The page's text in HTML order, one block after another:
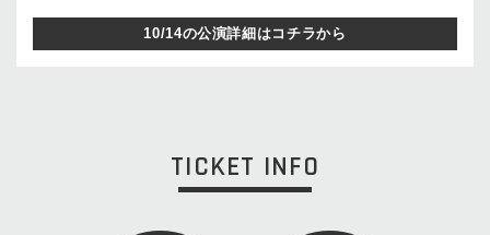
10/14の公演詳細はコチラから
TICKET INFO